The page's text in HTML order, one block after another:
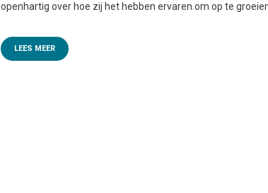
openhartig over hoe zij het hebben ervaren om op te groeien
LEES MEER